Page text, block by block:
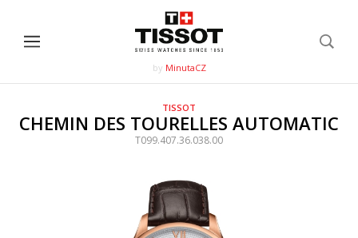
by MinutaCZ
TISSOT
CHEMIN DES TOURELLES AUTOMATIC
T099.407.36.038.00